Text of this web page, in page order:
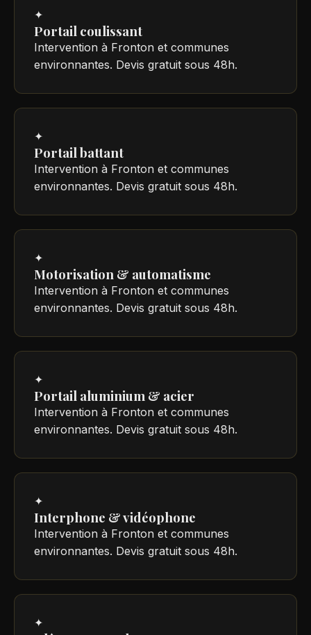
✦
Portail coulissant
Intervention à Fronton et communes
environnantes. Devis gratuit sous 48h.
✦
Portail battant
Intervention à Fronton et communes
environnantes. Devis gratuit sous 48h.
✦
Motorisation & automatisme
Intervention à Fronton et communes
environnantes. Devis gratuit sous 48h.
✦
Portail aluminium & acier
Intervention à Fronton et communes
environnantes. Devis gratuit sous 48h.
✦
Interphone & vidéophone
Intervention à Fronton et communes
environnantes. Devis gratuit sous 48h.
✦